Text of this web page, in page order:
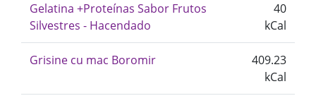
Gelatina +Proteínas Sabor Frutos
Silvestres - Hacendado
40
kCal
Grisine cu mac Boromir
409.23
kCal